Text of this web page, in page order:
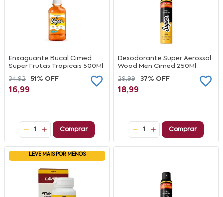
Enxaguante Bucal Cimed
Super Frutas Tropicais 500Ml
34,92
51% OFF
16,99
1 Comprar
Desodorante Super Aerossol
Wood Men Cimed 250Ml
29,99
37% OFF
18,99
1 Comprar
LEVE MAIS POR MENOS